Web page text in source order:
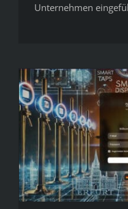
Unternehmen